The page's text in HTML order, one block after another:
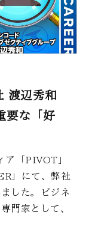
渡辺秀和
要な「好
ア「PIVOT」
」にて、弊社
した。ビジネ
門家として、